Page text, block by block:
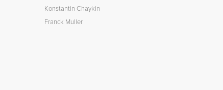
Konstantin Chaykin
Franck Muller